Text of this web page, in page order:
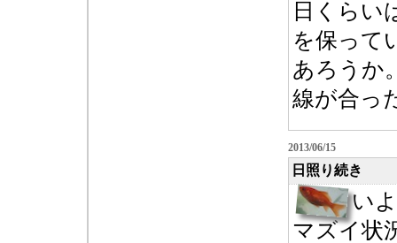
日くらい
を保って
あろうか
線が合っ
2013/06/15
日照り続き
い
マズイ状